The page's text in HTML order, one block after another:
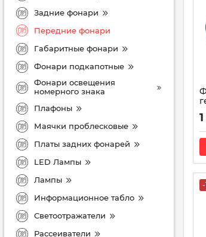
Задние фонари
Передние фонари
Габаритные фонари
Фонари подкапотные
Фонари освещения
номерного знака
Плафоны
Маячки проблесковые
Платы задних фонарей
LED Лампы
Лампы
Информационное табло
Светоотражатели
Рассеиватели
-